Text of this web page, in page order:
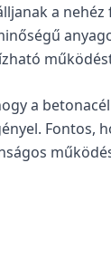
a
a
Fontos,